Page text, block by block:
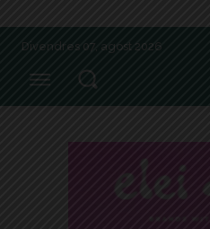
Divendres 07, agost 2026